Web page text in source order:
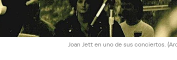
Joan Jett en uno de sus conciertos.